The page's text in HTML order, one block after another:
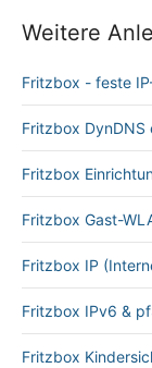
Weitere
Fritzbox - feste
Fritzbox DynDNS
Fritzbox
Fritzbox Gast-
Fritzbox IP
Fritzbox IPv6 &
Fritzbox